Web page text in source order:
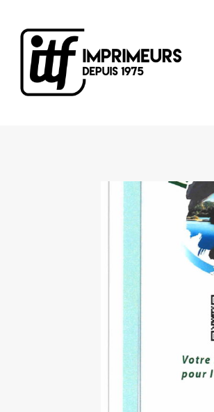
contenu